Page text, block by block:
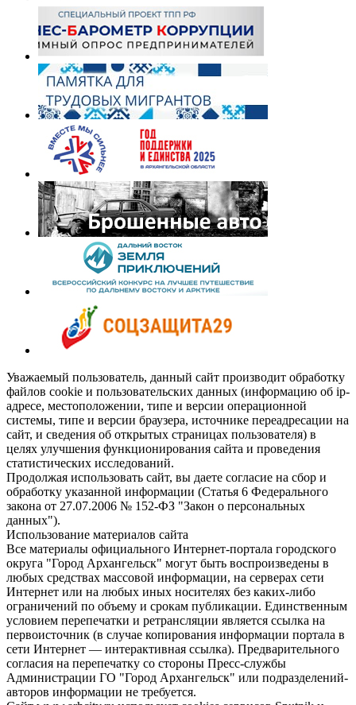
Уважаемый пользователь, данный сайт производит обработку
файлов cookie и пользовательских данных (информацию об ip-
адресе, местоположении, типе и версии операционной
системы, типе и версии браузера, источнике переадресации на
сайт, и сведения об открытых страницах пользователя) в
целях улучшения функционирования сайта и проведения
статистических исследований.
Продолжая использовать сайт, вы даете согласие на сбор и
обработку указанной информации (Статья 6 Федерального
закона от 27.07.2006 № 152-ФЗ "Закон о персональных
данных").
Использование материалов сайта
Все материалы официального Интернет-портала городского
округа "Город Архангельск" могут быть воспроизведены в
любых средствах массовой информации, на серверах сети
Интернет или на любых иных носителях без каких-либо
ограничений по объему и срокам публикации. Единственным
условием перепечатки и ретрансляции является ссылка на
первоисточник (в случае копирования информации портала в
сети Интернет — интерактивная ссылка). Предварительного
согласия на перепечатку со стороны Пресс-службы
Администрации ГО "Город Архангельск" или подразделений-
авторов информации не требуется.